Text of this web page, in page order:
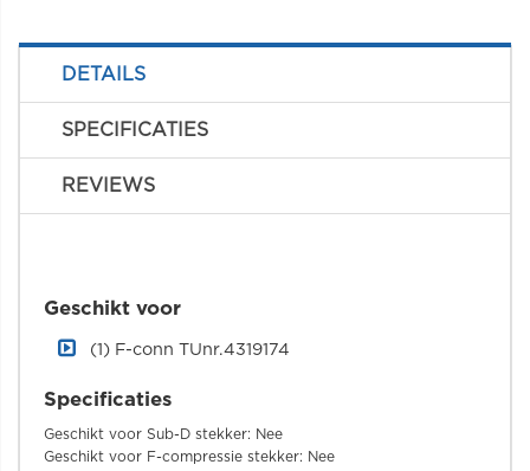
DETAILS
SPECIFICATIES
REVIEWS
Geschikt voor
(1) F-conn TUnr.4319174
Specificaties
Geschikt voor Sub-D stekker: Nee
Geschikt voor F-compressie stekker: Nee